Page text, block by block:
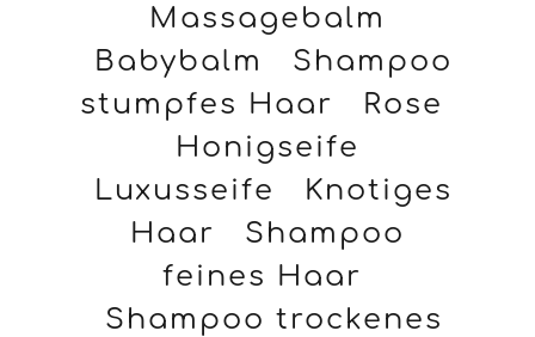
Massagebalm
Babybalm
Shampoo
stumpfes Haar
Rose
Honigseife
Luxusseife
Knotiges
Haar
Shampoo
feines Haar
Shampoo trockenes